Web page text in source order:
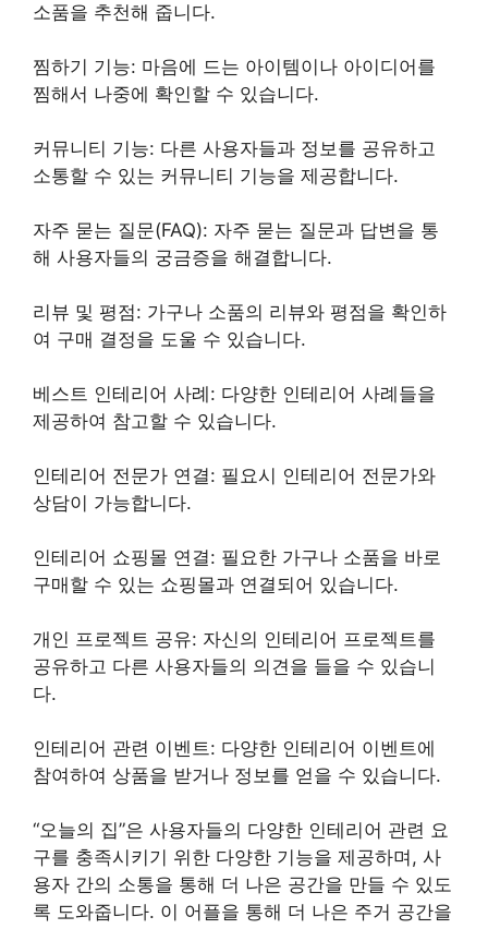
소품을 추천해 줍니다.
찜하기 기능: 마음에 드는 아이템이나 아이디어를
찜해서 나중에 확인할 수 있습니다.
커뮤니티 기능: 다른 사용자들과 정보를 공유하고
소통할 수 있는 커뮤니티 기능을 제공합니다.
자주 묻는 질문(FAQ): 자주 묻는 질문과 답변을 통
해 사용자들의 궁금증을 해결합니다.
리뷰 및 평점: 가구나 소품의 리뷰와 평점을 확인하
여 구매 결정을 도울 수 있습니다.
베스트 인테리어 사례: 다양한 인테리어 사례들을
제공하여 참고할 수 있습니다.
인테리어 전문가 연결: 필요시 인테리어 전문가와
상담이 가능합니다.
인테리어 쇼핑몰 연결: 필요한 가구나 소품을 바로
구매할 수 있는 쇼핑몰과 연결되어 있습니다.
개인 프로젝트 공유: 자신의 인테리어 프로젝트를
공유하고 다른 사용자들의 의견을 들을 수 있습니
다.
인테리어 관련 이벤트: 다양한 인테리어 이벤트에
참여하여 상품을 받거나 정보를 얻을 수 있습니다.
“오늘의 집”은 사용자들의 다양한 인테리어 관련 요
구를 충족시키기 위한 다양한 기능을 제공하며, 사
용자 간의 소통을 통해 더 나은 공간을 만들 수 있도
록 도와줍니다. 이 어플을 통해 더 나은 주거 공간을